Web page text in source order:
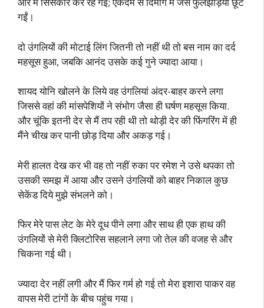
गईं।
दो उंगलियों की मोटाई लिंग जितनी तो नहीं थी तो बस नाम का दर्द
महसूस हुआ, जबकि आनंद उसके कई गुने ज्यादा आया।
शायद योनि खोलने के लिये वह उंगलियां अंदर-बाहर करने लगा
जिससे वहां की मांसपेशियों ने संभोग जैसा ही घर्षण महसूस किया.
और चूंकि इतनी देर से मैं तप रही थी तो थोड़ी देर की फिंगरिंग में ही
मैंने चीख कर पानी छोड़ दिया और अकड़ गई।
मेरी हालत देख कर भी वह तो नहीं रुका पर रमेश ने उसे थपका तो
उसकी समझ में आया और उसने उंगलियों को बाहर निकाल कुछ
सेकेंड दिये मुझे संभलने को।
फिर मेरे पास लेट के मेरे दूध पीने लगा और साथ ही एक हाथ की
उंगलियों से मेरी क्लिटोरिस सहलाने लगा जो तेल की वजह से और
चिकना गई थी।
ज्यादा देर नहीं लगी और मैं फिर गर्म हो गई तो मेरा इशारा पाकर वह
वापस मेरी टांगों के बीच पहुंच गया।